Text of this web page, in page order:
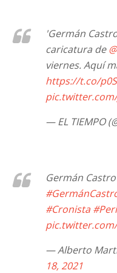
'Germán
caricatura de
viernes. Aquí
https://t.co/
— EL TIEMPO
Germán
#Cronista
— Alberto
18, 2021